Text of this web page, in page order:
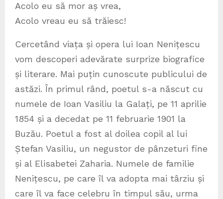
Acolo eu să mor aș vrea,
Acolo vreau eu să trăiesc!
Cercetând viața și opera lui Ioan Nenițescu
vom descoperi adevărate surprize biografice
și literare. Mai puțin cunoscute publicului de
astăzi. În primul rând, poetul s-a născut cu
numele de Ioan Vasiliu la Galați, pe 11 aprilie
1854 și a decedat pe 11 februarie 1901 la
Buzău. Poetul a fost al doilea copil al lui
Ștefan Vasiliu, un negustor de pânzeturi fine
și al Elisabetei Zaharia. Numele de familie
Nenițescu, pe care îl va adopta mai târziu și
care îl va face celebru în timpul său, urma